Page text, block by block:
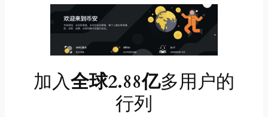
加入全球2.88亿多用户的
行列